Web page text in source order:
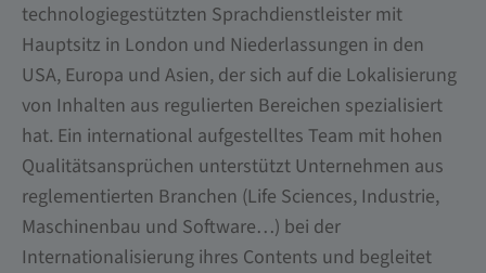
technologiegestützten Sprachdienstleister mit
Hauptsitz in London und Niederlassungen in den
USA, Europa und Asien, der sich auf die Lokalisierung
von Inhalten aus regulierten Bereichen spezialisiert
hat. Ein international aufgestelltes Team mit hohen
Qualitätsansprüchen unterstützt Unternehmen aus
reglementierten Branchen (Life Sciences, Industrie,
Maschinenbau und Software…) bei der
Internationalisierung ihres Contents und begleitet